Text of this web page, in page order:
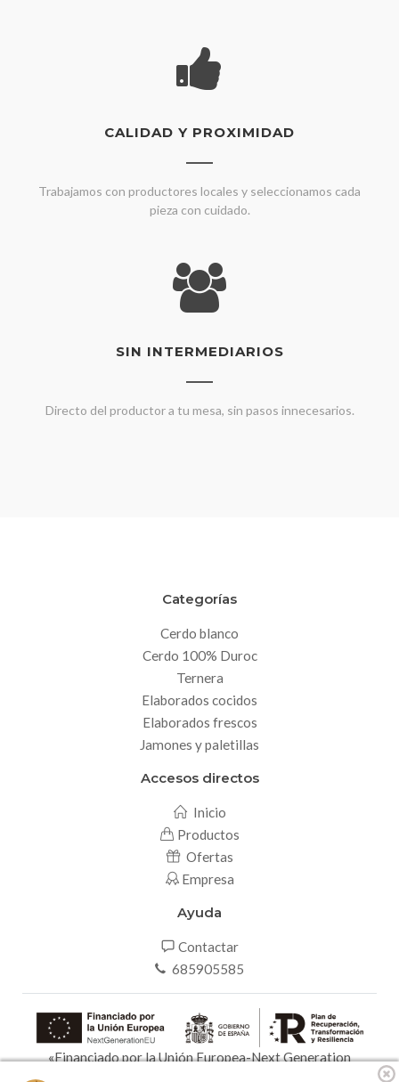
CALIDAD Y PROXIMIDAD
Trabajamos con productores locales y seleccionamos cada
pieza con cuidado.
SIN INTERMEDIARIOS
Directo del productor a tu mesa, sin pasos innecesarios.
Categorías
Cerdo blanco
Cerdo 100% Duroc
Ternera
Elaborados cocidos
Elaborados frescos
Jamones y paletillas
Accesos directos
Inicio
Productos
Ofertas
Empresa
Ayuda
Contactar
685905585
«Financiado por la Unión Europea-Next Generation